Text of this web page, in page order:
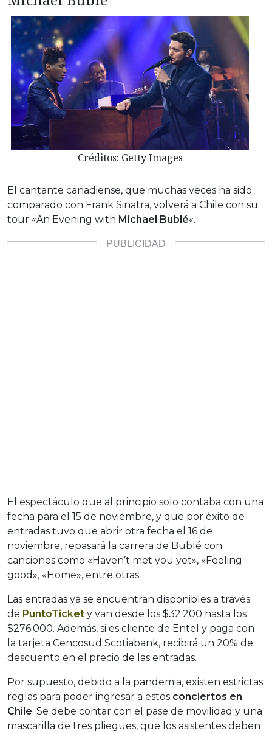
Créditos: Getty Images
El cantante canadiense, que muchas veces ha sido
comparado con Frank Sinatra, volverá a Chile con su
tour «An Evening with Michael Bublé«.
El espectáculo que al principio solo contaba con una
fecha para el 15 de noviembre, y que por éxito de
entradas tuvo que abrir otra fecha el 16 de
noviembre, repasará la carrera de Bublé con
canciones como «Haven’t met you yet», «Feeling
good», «Home», entre otras.
Las entradas ya se encuentran disponibles a través
de PuntoTicket y van desde los $32.200 hasta los
$276.000. Además, si es cliente de Entel y paga con
la tarjeta Cencosud Scotiabank, recibirá un 20% de
descuento en el precio de las entradas.
Por supuesto, debido a la pandemia, existen estrictas
reglas para poder ingresar a estos conciertos en
Chile. Se debe contar con el pase de movilidad y una
mascarilla de tres pliegues, que los asistentes deben